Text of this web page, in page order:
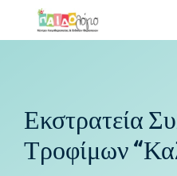
Εκστρατεία
Τροφίμων